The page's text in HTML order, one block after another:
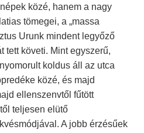
közé, hanem a nagy
tömegei, a „massa
Urunk mindent legyőző
tett követi. Mint egyszerű,
koldus áll az utca
közé, és majd
ellenszenvtől fűtött
teljesen elütő
A jobb érzésűek